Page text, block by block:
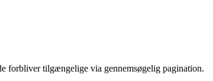
forbliver tilgængelige via gennemsøgelig pagination.